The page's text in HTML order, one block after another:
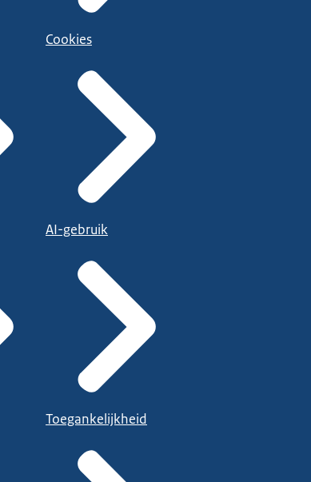
Cookies
AI-gebruik
Toegankelijkheid